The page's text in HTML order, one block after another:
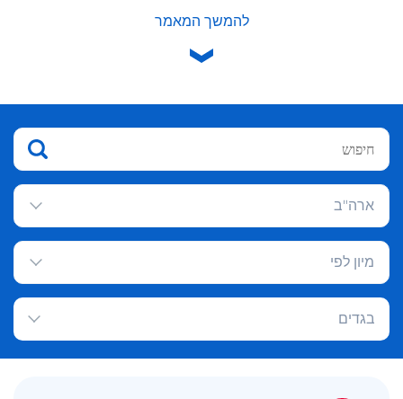
להמשך המאמר
ארה"ב
מיון לפי
בגדים